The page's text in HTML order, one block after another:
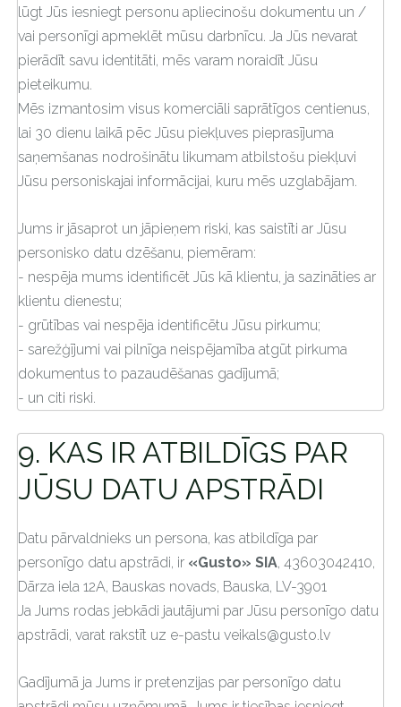
lūgt Jūs iesniegt personu apliecinošu dokumentu un /
vai personīgi apmeklēt mūsu darbnīcu. Ja Jūs nevarat
pierādīt savu identitāti, mēs varam noraidīt Jūsu
pieteikumu.
Mēs izmantosim visus komerciāli saprātīgos centienus,
lai 30 dienu laikā pēc Jūsu piekļuves pieprasījuma
saņemšanas nodrošinātu likumam atbilstošu piekļuvi
Jūsu personiskajai informācijai, kuru mēs uzglabājam.
Jums ir jāsaprot un jāpieņem riski, kas saistīti ar Jūsu
personisko datu dzēšanu, piemēram:
- nespēja mums identificēt Jūs kā klientu, ja sazināties ar
klientu dienestu;
- grūtības vai nespēja identificētu Jūsu pirkumu;
- sarežģījumi vai pilnīga neispējamība atgūt pirkuma
dokumentus to pazaudēšanas gadījumā;
- un citi riski.
9. KAS IR ATBILDĪGS PAR
JŪSU DATU APSTRĀDI
Datu pārvaldnieks un persona, kas atbildīga par
personīgo datu apstrādi, ir «Gusto» SIA, 43603042410,
Dārza iela 12A, Bauskas novads, Bauska, LV-3901
Ja Jums rodas jebkādi jautājumi par Jūsu personīgo datu
apstrādi, varat rakstīt uz e-pastu veikals@gusto.lv
Gadījumā ja Jums ir pretenzijas par personīgo datu